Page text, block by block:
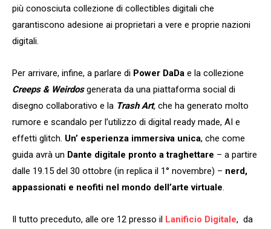
più conosciuta collezione di collectibles digitali che
garantiscono adesione ai proprietari a vere e proprie nazioni
digitali.
Per arrivare, infine, a parlare di Power DaDa e la collezione
Creeps & Weirdosgenerata da una piattaforma social di
disegno collaborativo e la Trash Art, che ha generato molto
rumore e scandalo per l’utilizzo di digital ready made, AI e
effetti glitch. Un’ esperienza immersiva unica, che come
guida avrà un Dante digitale pronto a traghettare – a partire
dalle 19.15 del 30 ottobre (in replica il 1° novembre) – nerd,
appassionati e neofiti nel mondo dell’arte virtuale.
Il tutto preceduto, alle ore 12 presso il Lanificio Digitale, da